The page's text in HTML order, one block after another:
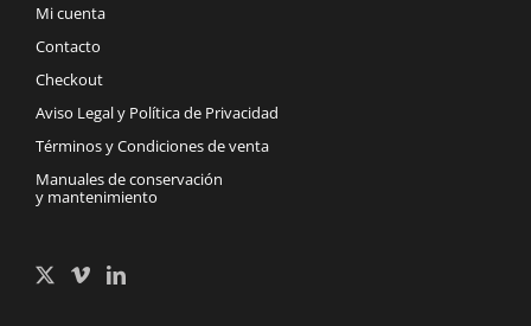
Mi cuenta
Contacto
Checkout
Aviso Legal y Política de Privacidad
Términos y Condiciones de venta
Manuales de conservación
y mantenimiento